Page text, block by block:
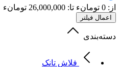
از: 0 تومانء تا: 26,000,000 تومانء
اعمال فیلتر
دسته‌بندی
فلاش تانک